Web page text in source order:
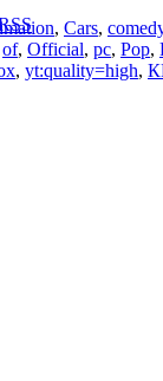
, Cars,
of, Official, pc, Pop,
, yt:quality=high,